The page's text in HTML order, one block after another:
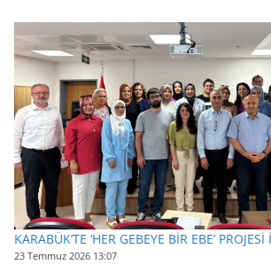
KARABÜK’TE ‘HER GEBEYE BİR EBE’
23 Temmuz 2026 13:07